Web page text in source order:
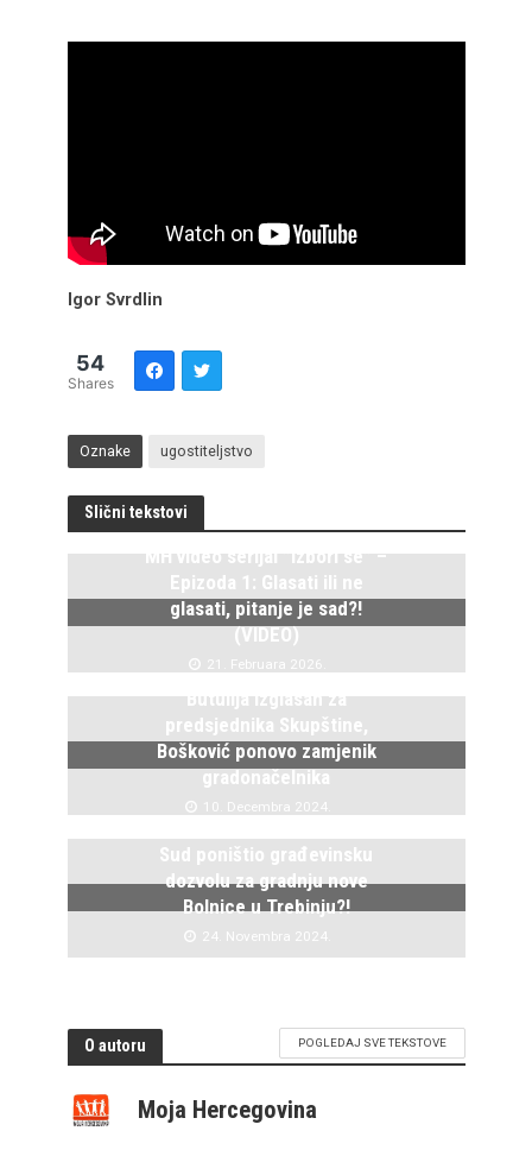
Igor Svrdlin
54
Shares
Oznake ugostiteljstvo
Slični tekstovi
MH video serijal ”Izbori se” –
Epizoda 1: Glasati ili ne
glasati, pitanje je sad?!
(VIDEO)
21. Februara 2026.
Butulija izglasan za
predsjednika Skupštine,
Bošković ponovo zamjenik
gradonačelnika
10. Decembra 2024.
Sud poništio građevinsku
dozvolu za gradnju nove
Bolnice u Trebinju?!
24. Novembra 2024.
O autoru POGLEDAJ SVE TEKSTOVE
Moja Hercegovina